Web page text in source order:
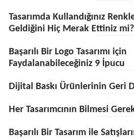
Tasarımda Kullandığınız
Geldiğini Hiç Merak Ettiniz mi?
Başarılı Bir Logo Tasarımı için
Faydalanabileceğiniz 9 İpucu
Dijital Baskı Ürünlerinin Geri
Her Tasarımcının Bilmesi
Başarılı Bir Tasarım ile